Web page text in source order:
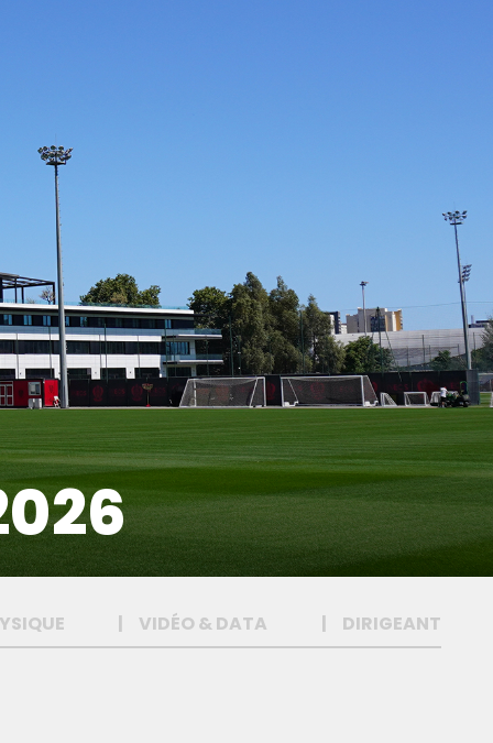
VIDÉO & DATA DIRIGEANT